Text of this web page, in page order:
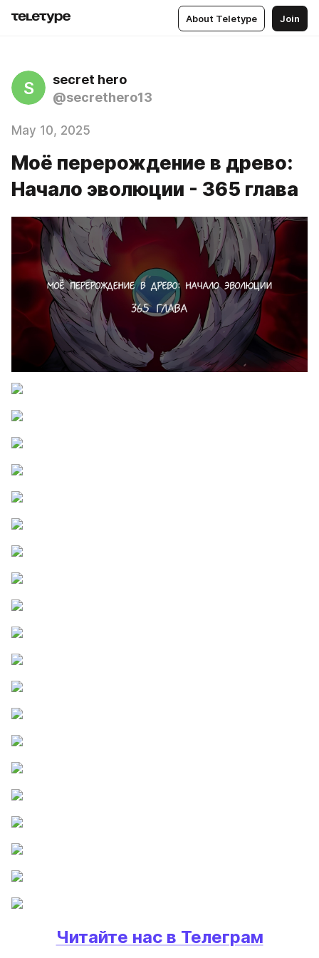
About Teletype Join
S
secret hero
@secrethero13
May 10, 2025
Моё перерождение в древо:
Начало эволюции - 365 глава
Читайте нас в Телеграм